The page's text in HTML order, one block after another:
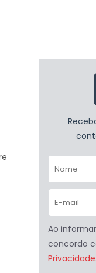
Ao
concordo
Privacidade